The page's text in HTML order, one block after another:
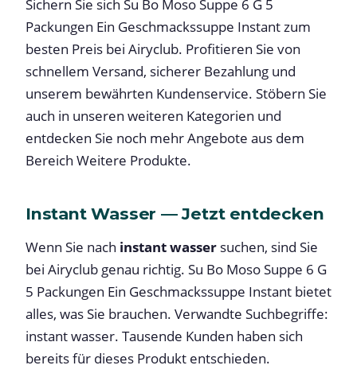
Sichern Sie sich Su Bo Moso Suppe 6 G 5
Packungen Ein Geschmackssuppe Instant zum
besten Preis bei Airyclub. Profitieren Sie von
schnellem Versand, sicherer Bezahlung und
unserem bewährten Kundenservice. Stöbern Sie
auch in unseren weiteren Kategorien und
entdecken Sie noch mehr Angebote aus dem
Bereich Weitere Produkte.
Instant Wasser — Jetzt entdecken
Wenn Sie nach instant wasser suchen, sind Sie
bei Airyclub genau richtig. Su Bo Moso Suppe 6 G
5 Packungen Ein Geschmackssuppe Instant bietet
alles, was Sie brauchen. Verwandte Suchbegriffe:
instant wasser. Tausende Kunden haben sich
bereits für dieses Produkt entschieden.